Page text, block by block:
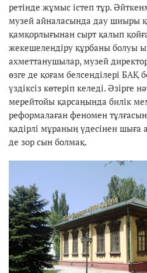
ретінде жұмыс істеп тұр.
музей айналасында дау шиыры
қамқорлығынан сырт қалып
жекешелендіру құрбаны болуы
ахметтанушылар, музей
өзге де қоғам белсенділері БАҚ
үздіксіз көтеріп келеді.
мерейтойы қарсаңында билік
реформалаған феномен
қадірлі мұраның үдесінен шыға
де зор сын болмақ.